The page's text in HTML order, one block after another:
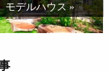
モデルハウス »